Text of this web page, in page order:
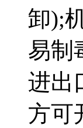
卸);
易制
进出
方可